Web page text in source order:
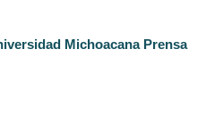
Michoacana Prensa